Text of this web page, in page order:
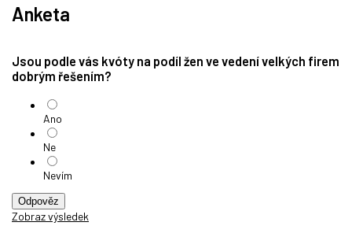
Anketa
Jsou podle vás kvóty na podíl žen ve vedení velkých firem
dobrým řešením?
Ano
Ne
Nevím
Odpověz
Zobraz výsledek